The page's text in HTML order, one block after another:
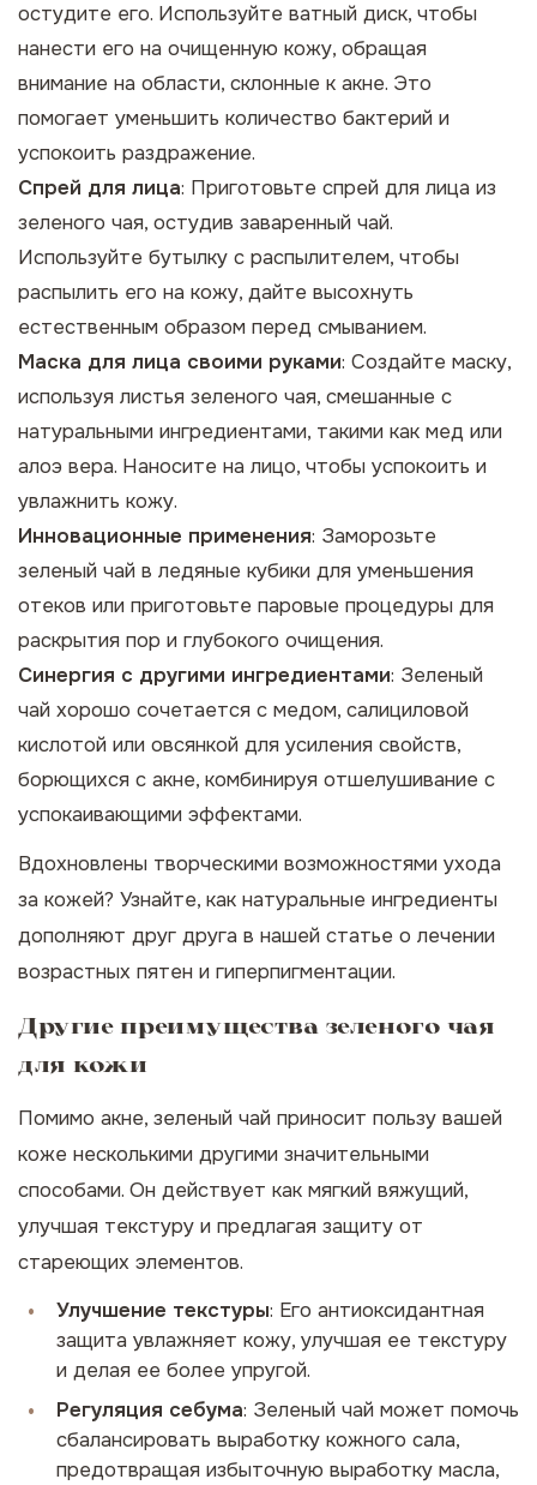
остудите его. Используйте ватный диск, чтобы
нанести его на очищенную кожу, обращая
внимание на области, склонные к акне. Это
помогает уменьшить количество бактерий и
успокоить раздражение.
Спрей для лица: Приготовьте спрей для лица из
зеленого чая, остудив заваренный чай.
Используйте бутылку с распылителем, чтобы
распылить его на кожу, дайте высохнуть
естественным образом перед смыванием.
Маска для лица своими руками: Создайте маску,
используя листья зеленого чая, смешанные с
натуральными ингредиентами, такими как мед или
алоэ вера. Наносите на лицо, чтобы успокоить и
увлажнить кожу.
Инновационные применения: Заморозьте
зеленый чай в ледяные кубики для уменьшения
отеков или приготовьте паровые процедуры для
раскрытия пор и глубокого очищения.
Синергия с другими ингредиентами: Зеленый
чай хорошо сочетается с медом, салициловой
кислотой или овсянкой для усиления свойств,
борющихся с акне, комбинируя отшелушивание с
успокаивающими эффектами.
Вдохновлены творческими возможностями ухода
за кожей? Узнайте, как натуральные ингредиенты
дополняют друг друга в нашей статье о лечении
возрастных пятен и гиперпигментации.
Другие преимущества зеленого чая
для кожи
Помимо акне, зеленый чай приносит пользу вашей
коже несколькими другими значительными
способами. Он действует как мягкий вяжущий,
улучшая текстуру и предлагая защиту от
стареющих элементов.
Улучшение текстуры: Его антиоксидантная
защита увлажняет кожу, улучшая ее текстуру
и делая ее более упругой.
Регуляция себума: Зеленый чай может помочь
сбалансировать выработку кожного сала,
предотвращая избыточную выработку масла,